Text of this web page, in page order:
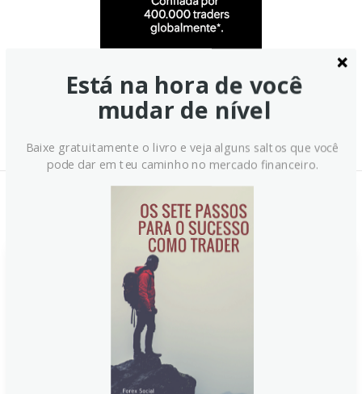
Notícias Relacionadas:
Está na hora de você
mudar de nível
Baixe gratuitamente o livro e veja alguns saltos que você
pode dar em teu caminho no mercado financeiro.